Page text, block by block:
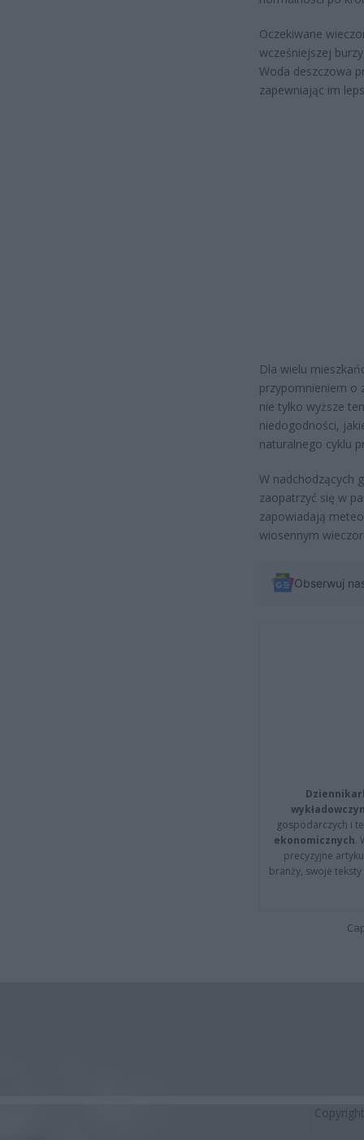
Oczekiwane
wcześniejszej
Woda deszczowa
zapewniając im
Dla wielu
przypomnieniem o
nie tylko wyższe
niedogodności,
naturalnego cyklu
W nadchodzących
zaopatrzyć się w
zapowiadają
wiosennym
Obserwuj
gospodarczych i
ekonomicznych.
precyzyjne
branży, swoje